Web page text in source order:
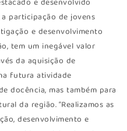
participação de jovens
e desenvolvimento
tem um inegável valor
da aquisição de
futura atividade
docência, mas também para
da região. “Realizamos as
desenvolvimento e